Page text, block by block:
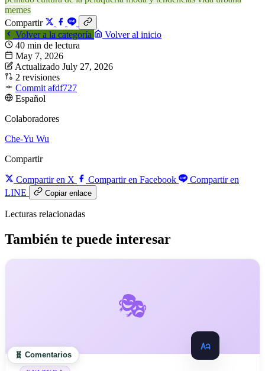
memes
Compartir
Volver a la categoría
Volver al inicio
40 min de lectura
May 7, 2026
Actualizado July 27, 2026
2 revisiones
Commit afdf727
Español
Colaboradores
Che-Yu Wu
Compartir
Compartir en X Compartir en Facebook
Compartir en
LINE
Copiar enlace
Lecturas relacionadas
También te puede interesar
🎭
🧬 Comentarios